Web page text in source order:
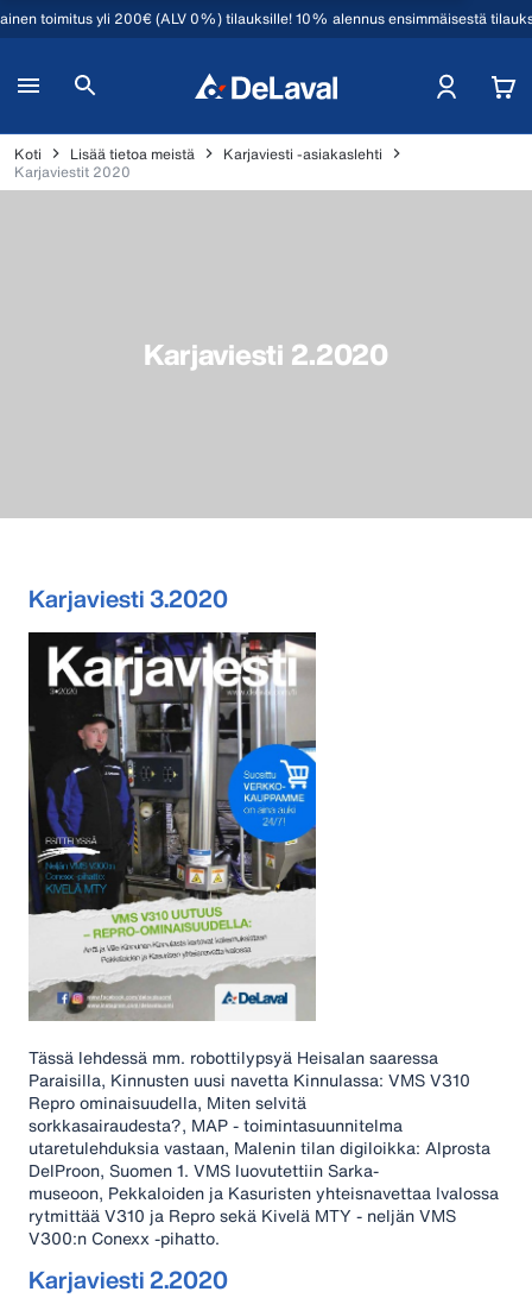
toimitus yli 200€ (ALV 0%) tilauksille! 10% alennus ensimmäisestä
Koti Lisää tietoa meistä
Karjaviesti -asiakaslehti
Karjaviestit 2020
Karjaviesti 2.2020
Karjaviesti 3.2020
Tässä lehdessä mm. robottilypsyä Heisalan saaressa
Paraisilla, Kinnusten uusi navetta Kinnulassa: VMS V310
Repro ominaisuudella, Miten selvitä
sorkkasairaudesta?, MAP - toimintasuunnitelma
utaretulehduksia vastaan, Malenin tilan digiloikka: Alprosta
DelProon, Suomen 1. VMS luovutettiin Sarka-
museoon, Pekkaloiden ja Kasuristen yhteisnavettaa Ivalossa
rytmittää V310 ja Repro sekä Kivelä MTY - neljän VMS
V300:n Conexx -pihatto.
Karjaviesti 2.2020